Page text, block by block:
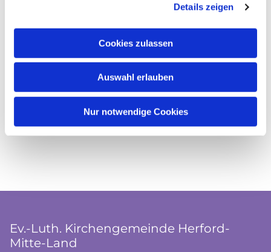
Details zeigen
Cookies zulassen
Auswahl erlauben
Nur notwendige Cookies
Ev.-Luth. Kirchengemeinde Herford-
Mitte-Land